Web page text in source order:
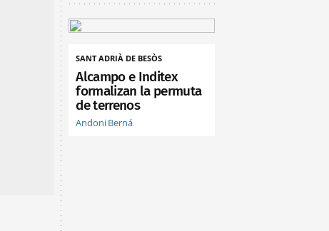
SANT ADRIÀ DE BESÒS
Alcampo e Inditex
formalizan la permuta
de terrenos
Andoni Berná